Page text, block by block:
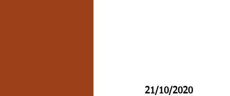
21/10/2020